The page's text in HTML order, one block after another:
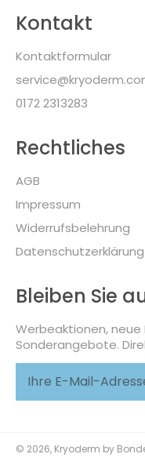
Kontakt
Kontaktformular
0172 2313283
Rechtliches
AGB
Impressum
Widerrufsbelehrung
Datenschutzerklärung
Bleiben Sie
Werbeaktionen, neue
Sonderangebote.
© 2026, Kryoderm by